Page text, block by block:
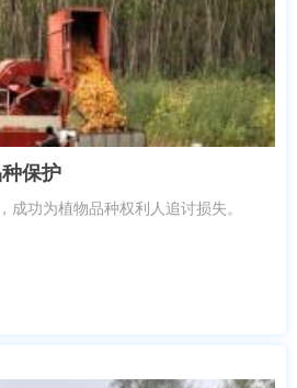
保护
成功为植物品种权利人追讨损失。